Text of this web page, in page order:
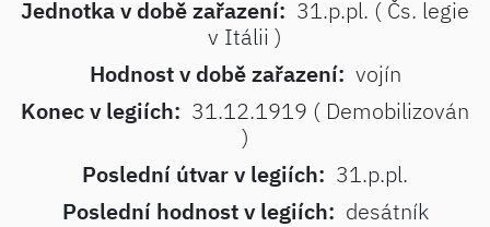
Jednotka v době zařazení: 31.p.pl. ( Čs. legie
v Itálii )
Hodnost v době zařazení: vojín
Konec v legiích: 31.12.1919 ( Demobilizován
)
Poslední útvar v legiích: 31.p.pl.
Poslední hodnost v legiích: desátník